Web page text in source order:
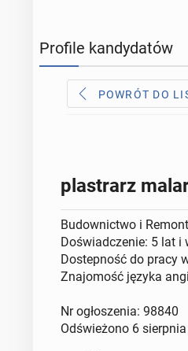
Profile kandydatów
POWRÓT DO
plastrarz
Budownictwo i
Doświadczenie: 5 lat i
Dostepność do pracy
Znajomość języka
Nr ogłoszenia: 98840
Odświeżono6 sierpnia